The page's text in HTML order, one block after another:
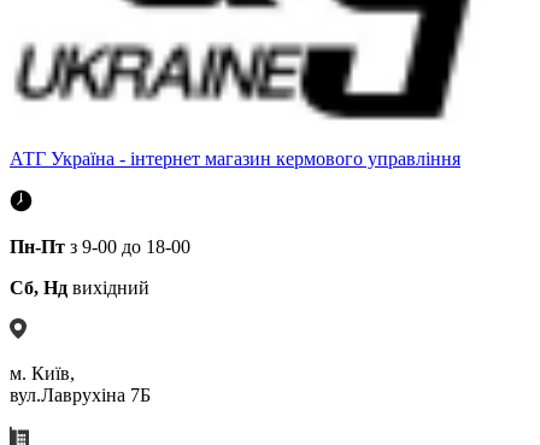
АТГ Україна - інтернет магазин кермового управління
Пн-Пт з 9-00 до 18-00
Сб, Нд вихідний
м. Київ,
вул.Лаврухіна 7Б